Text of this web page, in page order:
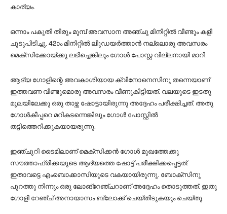
കാര്യം.
ഒന്നാം പകുതി തീരും മുമ്പ് അവസാന അഞ്ചു മിനിറ്റില്‍ വീണ്ടും കളി
ചൂടുപിടിച്ചു. 42ാം മിനിറ്റില്‍ ലീുഡയര്‍ത്താന്‍ നല്ലൊരു അവസരം
മെക്‌സിക്കോയ്ക്കു ലഭിച്ചെങ്കിലും ഗോള്‍ പോസ്റ്റ വില്ലനായി മാറി.
ആദ്യ ഗോളിന്റെ അവകാശിയായ ക്വിനോനെസിനു തന്നെയാണ്
ഇത്തവണ വീണ്ടുമൊരു അവസരം വീണുകിട്ടിയത്. വലയുടെ ഇടതു
മൂലയിലേക്കു ഒരു താഴ്ന്ന ഷോട്ടായിരുന്നു അദ്ദേഹം പരീക്ഷിച്ചത്. അതു
ഗോള്‍കീപ്പറെ മറികടന്നെങ്കിലും ഗോള്‍ പോസ്റ്റില്‍
തട്ടിത്തെറിക്കുകയായരുന്നു.
ഇഞ്ചുറി ടൈമിലാണ് മെക്‌സിക്കന്‍ ഗോള്‍ മുഖത്തേക്കു
സൗത്താഫ്രിക്കയുടെ ആദ്യത്തെ ഷോട്ട് പരീക്ഷിക്കപ്പെട്ടത്.
ഇതാവട്ടെ എംബൊക്കാസിയുടെ വകയായിരുന്നു. ബോക്‌സിനു
പുറത്തു നിന്നും ഒരു ലോങ്‌റേഞ്ചറാണ് അദ്ദേഹം തൊടുത്തത്. ഇതു
ഗോളി റേഞ്ച് അനായാസം ബ്ലോക്ക് ചെയ്തിടുകയും ചെയ്തു.